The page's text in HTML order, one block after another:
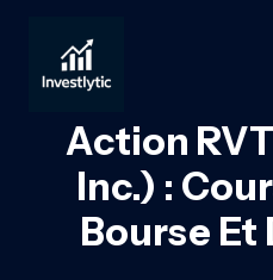
contenu
Action
Inc.) :
Bourse